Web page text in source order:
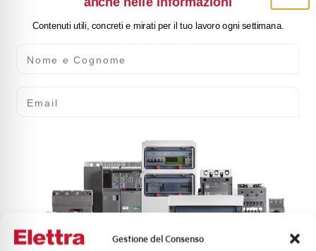
Gestione del Consenso
acquistare
rapidamente ai nostri prodotti e soluzioni in pochi
Mappa
Domande
Contenuti utili, concreti e mirati per il tuo lavoro ogni settimana.